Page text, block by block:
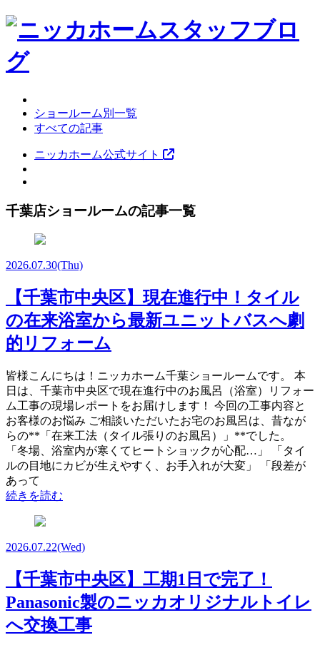
ショールーム別一覧
すべての記事
ニッカホーム公式サイト
千葉店ショールームの記事一覧
2026.07.30(Thu)
【千葉市中央区】現在進行中！タイル
の在来浴室から最新ユニットバスへ劇
的リフォーム
皆様こんにちは！ニッカホーム千葉ショールームです。 本
日は、千葉市中央区で現在進行中のお風呂（浴室）リフォー
ム工事の現場レポートをお届けします！ 今回の工事内容と
お客様のお悩み ご相談いただいたお宅のお風呂は、昔なが
らの**「在来工法（タイル張りのお風呂）」**でした。
「冬場、浴室内が寒くてヒートショックが心配…」 「タイ
ルの目地にカビが生えやすく、お手入れが大変」 「段差が
あって
続きを読む
2026.07.22(Wed)
【千葉市中央区】工期1日で完了！
Panasonic製のニッカオリジナルトイレ
へ交換工事